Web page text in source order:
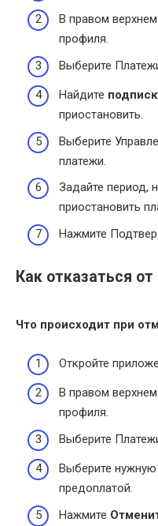
В правом
профиля.
Выберите
Найдите
приостановить.
Выберите
платежи.
Задайте период,
приостановить
Нажмите
Как отказаться
Что происходит при
Откройте
В правом
профиля.
Выберите
Выберите нужную
предоплатой.
Нажмите